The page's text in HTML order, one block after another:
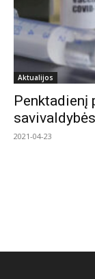
Aktualijos
Penktadienį
2021-04-23